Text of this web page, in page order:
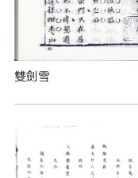
雙劍雪